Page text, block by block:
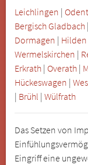
Leichlingen |
Bergisch Gladbach |
Dormagen | Hilden
Wermelskirchen |
Erkrath | Overath |
Hückeswagen |
| Brühl | Wülfrath
Das Setzen von
Eingriff eine